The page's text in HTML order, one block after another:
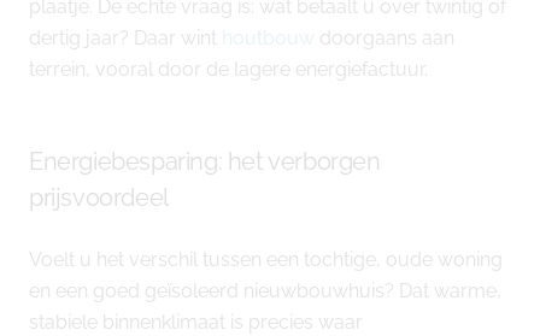
plaatje. De echte vraag is: wat betaalt u over twintig of
dertig jaar? Daar wint houtbouw doorgaans aan
terrein, vooral door de lagere energiefactuur.
Energiebesparing: het verborgen
prijsvoordeel
Voelt u het verschil tussen een tochtige, oude woning
en een goed geïsoleerd nieuwbouwhuis? Dat warme,
stabiele binnenklimaat is precies waar